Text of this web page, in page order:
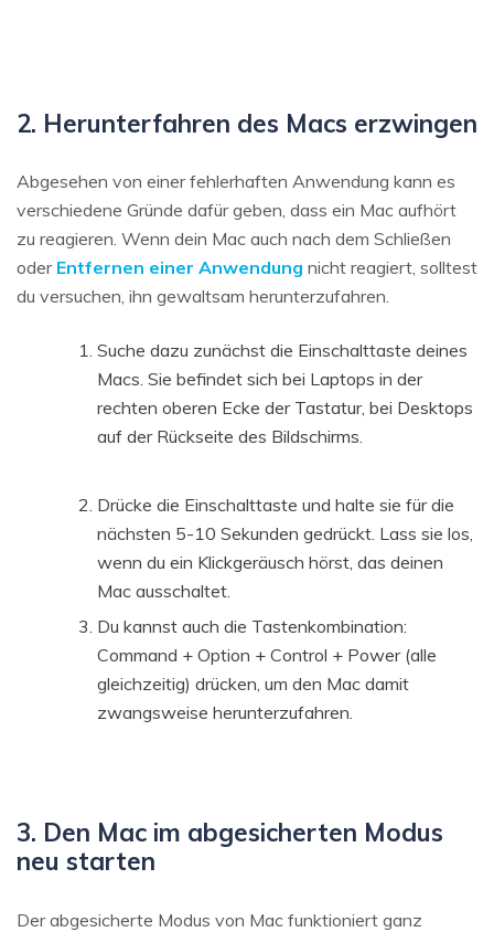
2. Herunterfahren des Macs erzwingen
Abgesehen von einer fehlerhaften Anwendung kann es
verschiedene Gründe dafür geben, dass ein Mac aufhört
zu reagieren. Wenn dein Mac auch nach dem Schließen
oder Entfernen einer Anwendung nicht reagiert, solltest
du versuchen, ihn gewaltsam herunterzufahren.
Suche dazu zunächst die Einschalttaste deines
Macs. Sie befindet sich bei Laptops in der
rechten oberen Ecke der Tastatur, bei Desktops
auf der Rückseite des Bildschirms.
Drücke die Einschalttaste und halte sie für die
nächsten 5-10 Sekunden gedrückt. Lass sie los,
wenn du ein Klickgeräusch hörst, das deinen
Mac ausschaltet.
Du kannst auch die Tastenkombination:
Command + Option + Control + Power (alle
gleichzeitig) drücken, um den Mac damit
zwangsweise herunterzufahren.
3. Den Mac im abgesicherten Modus
neu starten
Der abgesicherte Modus von Mac funktioniert ganz